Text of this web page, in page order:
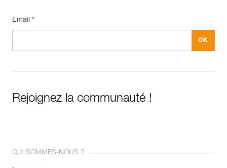
Email *
Rejoignez la communauté !
QUI SOMMES-NOUS ?